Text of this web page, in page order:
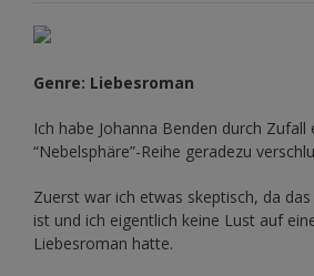
Genre: Liebesroman
Ich habe Johanna Benden durch
“Nebelsphäre”-Reihe geradezu
Zuerst war ich etwas skeptisch, da
ist und ich eigentlich keine Lust auf
Liebesroman hatte.